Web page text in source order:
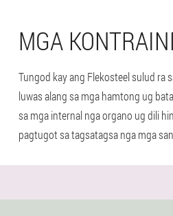
MGA
Tungod kay ang Flekosteel sulud ra
luwas alang sa mga hamtong ug
sa mga internal nga organo ug dili
pagtugot sa tagsatagsa nga mga